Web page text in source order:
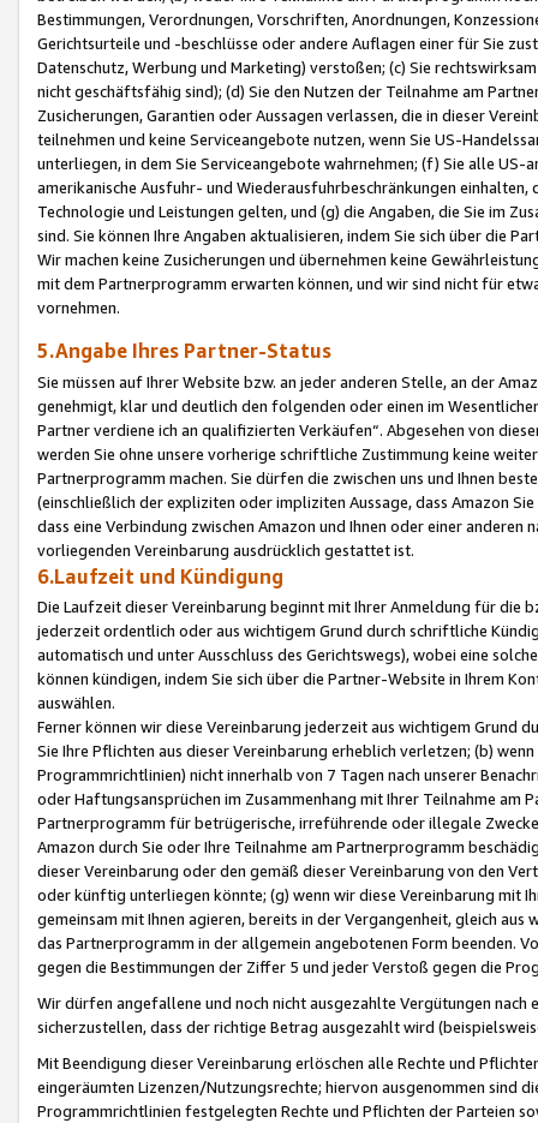
Bestimmungen, Verordnungen, Vorschriften, Anordnungen,
Gerichtsurteile und -beschlüsse oder andere Auflagen einer für Sie
Datenschutz, Werbung und Marketing) verstoßen; (c) Sie
nicht geschäftsfähig sind); (d) Sie den Nutzen der Teilnahme am
Zusicherungen, Garantien oder Aussagen verlassen, die in dieser
teilnehmen und keine Serviceangebote nutzen, wenn Sie US-
unterliegen, in dem Sie Serviceangebote wahrnehmen; (f) Sie alle
amerikanische Ausfuhr- und Wiederausfuhrbeschränkungen
Technologie und Leistungen gelten, und (g) die Angaben, die Sie im
sind. Sie können Ihre Angaben aktualisieren, indem Sie sich über die
Wir machen keine Zusicherungen und übernehmen keine
mit dem Partnerprogramm erwarten können, und wir sind nicht für
vornehmen.
5.Angabe Ihres Partner-Status
Sie müssen auf Ihrer Website bzw. an jeder anderen Stelle, an der
genehmigt, klar und deutlich den folgenden oder einen im
Partner verdiene ich an qualifizierten Verkäufen“. Abgesehen von
werden Sie ohne unsere vorherige schriftliche Zustimmung keine
Partnerprogramm machen. Sie dürfen die zwischen uns und Ihnen
(einschließlich der expliziten oder impliziten Aussage, dass Amazon
dass eine Verbindung zwischen Amazon und Ihnen oder einer
vorliegenden Vereinbarung ausdrücklich gestattet ist.
6.Laufzeit und Kündigung
Die Laufzeit dieser Vereinbarung beginnt mit Ihrer Anmeldung für die
jederzeit ordentlich oder aus wichtigem Grund durch schriftliche
automatisch und unter Ausschluss des Gerichtswegs), wobei eine
können kündigen, indem Sie sich über die Partner-Website in Ihrem
auswählen.
Ferner können wir diese Vereinbarung jederzeit aus wichtigem Grund
Sie Ihre Pflichten aus dieser Vereinbarung erheblich verletzen; (b)
Programmrichtlinien) nicht innerhalb von 7 Tagen nach unserer
oder Haftungsansprüchen im Zusammenhang mit Ihrer Teilnahme am
Partnerprogramm für betrügerische, irreführende oder illegale
Amazon durch Sie oder Ihre Teilnahme am Partnerprogramm
dieser Vereinbarung oder den gemäß dieser Vereinbarung von den
oder künftig unterliegen könnte; (g) wenn wir diese Vereinbarung mit
gemeinsam mit Ihnen agieren, bereits in der Vergangenheit, gleich
das Partnerprogramm in der allgemein angebotenen Form beenden.
gegen die Bestimmungen der Ziffer 5 und jeder Verstoß gegen die
Wir dürfen angefallene und noch nicht ausgezahlte Vergütungen
sicherzustellen, dass der richtige Betrag ausgezahlt wird
Mit Beendigung dieser Vereinbarung erlöschen alle Rechte und
eingeräumten Lizenzen/Nutzungsrechte; hiervon ausgenommen sind
Programmrichtlinien festgelegten Rechte und Pflichten der Parteien